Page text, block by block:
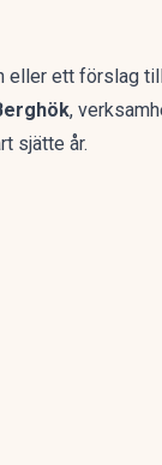
ett förslag
,
sjätte år.